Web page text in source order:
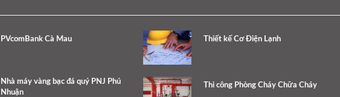
PVcomBank Cà Mau
Nhà máy vàng bạc đá quý PNJ Phú
Nhuận
Thiết kế Cơ Điện Lạnh
Thi công Phòng Cháy Chữa Cháy